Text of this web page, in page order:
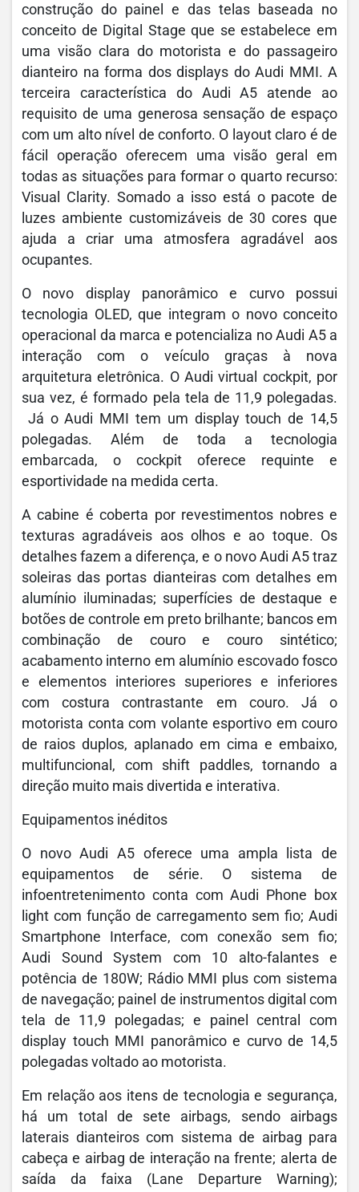
construção do painel e das telas baseada no
conceito de Digital Stage que se estabelece em
uma visão clara do motorista e do passageiro
dianteiro na forma dos displays do Audi MMI. A
terceira característica do Audi A5 atende ao
requisito de uma generosa sensação de espaço
com um alto nível de conforto. O layout claro é de
fácil operação oferecem uma visão geral em
todas as situações para formar o quarto recurso:
Visual Clarity. Somado a isso está o pacote de
luzes ambiente customizáveis de 30 cores que
ajuda a criar uma atmosfera agradável aos
ocupantes.
O novo display panorâmico e curvo possui
tecnologia OLED, que integram o novo conceito
operacional da marca e potencializa no Audi A5 a
interação com o veículo graças à nova
arquitetura eletrônica. O Audi virtual cockpit, por
sua vez, é formado pela tela de 11,9 polegadas.
Já o Audi MMI tem um display touch de 14,5
polegadas. Além de toda a tecnologia
embarcada, o cockpit oferece requinte e
esportividade na medida certa.
A cabine é coberta por revestimentos nobres e
texturas agradáveis aos olhos e ao toque. Os
detalhes fazem a diferença, e o novo Audi A5 traz
soleiras das portas dianteiras com detalhes em
alumínio iluminadas; superfícies de destaque e
botões de controle em preto brilhante; bancos em
combinação de couro e couro sintético;
acabamento interno em alumínio escovado fosco
e elementos interiores superiores e inferiores
com costura contrastante em couro. Já o
motorista conta com volante esportivo em couro
de raios duplos, aplanado em cima e embaixo,
multifuncional, com shift paddles, tornando a
direção muito mais divertida e interativa.
Equipamentos inéditos
O novo Audi A5 oferece uma ampla lista de
equipamentos de série. O sistema de
infoentretenimento conta com Audi Phone box
light com função de carregamento sem fio; Audi
Smartphone Interface, com conexão sem fio;
Audi Sound System com 10 alto-falantes e
potência de 180W; Rádio MMI plus com sistema
de navegação; painel de instrumentos digital com
tela de 11,9 polegadas; e painel central com
display touch MMI panorâmico e curvo de 14,5
polegadas voltado ao motorista.
Em relação aos itens de tecnologia e segurança,
há um total de sete airbags, sendo airbags
laterais dianteiros com sistema de airbag para
cabeça e airbag de interação na frente; alerta de
saída da faixa (Lane Departure Warning);